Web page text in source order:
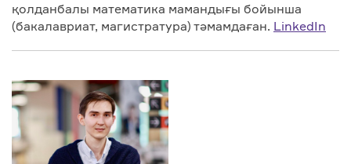
қолданбалы математика мамандығы бойынша
(бакалавриат, магистратура) тәмамдаған. LinkedIn